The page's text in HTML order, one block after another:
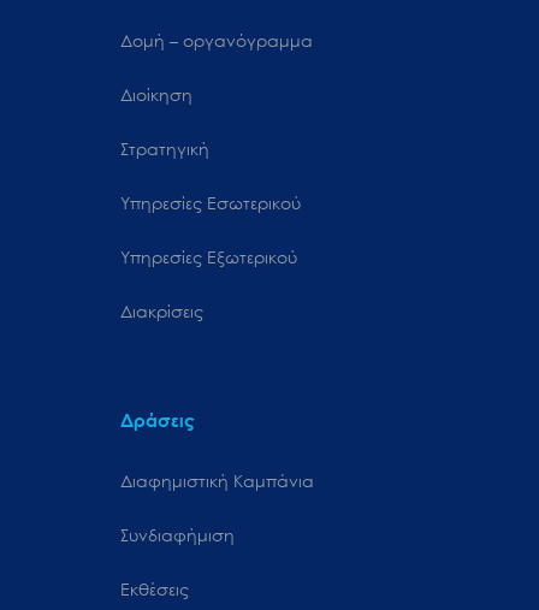
Δομή – οργανόγραμμα
Διοίκηση
Στρατηγική
Υπηρεσίες Εσωτερικού
Υπηρεσίες Εξωτερικού
Διακρίσεις
Δράσεις
Διαφημιστική Καμπάνια
Συνδιαφήμιση
Εκθέσεις